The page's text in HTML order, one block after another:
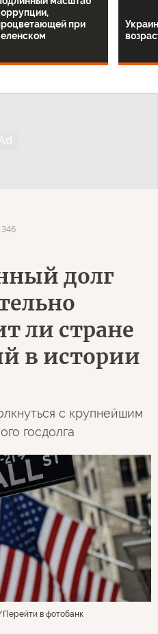
при
346
долг
ли стране
в истории
с крупнейшим
госдолга
Перейти в фотобанк